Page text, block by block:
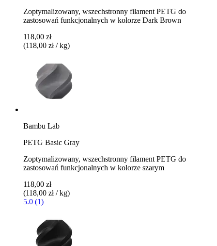
Zoptymalizowany, wszechstronny filament PETG do
zastosowań funkcjonalnych w kolorze Dark Brown
118,00 zł
(118,00 zł / kg)
Bambu Lab
PETG Basic Gray
Zoptymalizowany, wszechstronny filament PETG do
zastosowań funkcjonalnych w kolorze szarym
118,00 zł
(118,00 zł / kg)
5.0 (1)